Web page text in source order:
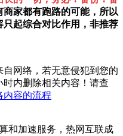
家都有跑路的可能，所以
起综合对比作用，非推荐
网络，若无意侵犯到您的
内删除相关内容！请查
内容的流程
和加速服务，热网互联成